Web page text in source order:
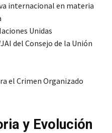
internacional en materia
Unidas
del Consejo de la Unión
el Crimen Organizado
y Evolución